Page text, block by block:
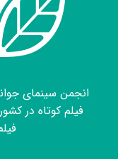
انجمن سینمای
فیلم کوتاه در